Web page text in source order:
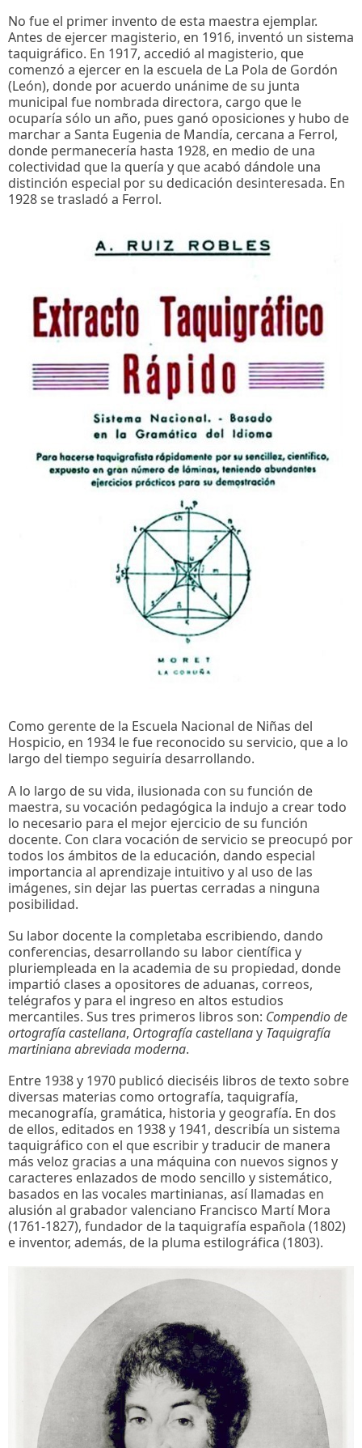
No fue el primer invento de esta maestra ejemplar.
Antes de ejercer magisterio, en 1916, inventó un sistema
taquigráfico. En 1917, accedió al magisterio, que
comenzó a ejercer en la escuela de La Pola de Gordón
(León), donde por acuerdo unánime de su junta
municipal fue nombrada directora, cargo que le
ocuparía sólo un año, pues ganó oposiciones y hubo de
marchar a Santa Eugenia de Mandía, cercana a Ferrol,
donde permanecería hasta 1928, en medio de una
colectividad que la quería y que acabó dándole una
distinción especial por su dedicación desinteresada. En
1928 se trasladó a Ferrol.
Como gerente de la Escuela Nacional de Niñas del
Hospicio, en 1934 le fue reconocido su servicio, que a lo
largo del tiempo seguiría desarrollando.
A lo largo de su vida, ilusionada con su función de
maestra, su vocación pedagógica la indujo a crear todo
lo necesario para el mejor ejercicio de su función
docente. Con clara vocación de servicio se preocupó por
todos los ámbitos de la educación, dando especial
importancia al aprendizaje intuitivo y al uso de las
imágenes, sin dejar las puertas cerradas a ninguna
posibilidad.
Su labor docente la completaba escribiendo, dando
conferencias, desarrollando su labor científica y
pluriempleada en la academia de su propiedad, donde
impartió clases a opositores de aduanas, correos,
telégrafos y para el ingreso en altos estudios
mercantiles. Sus tres primeros libros son: Compendio de
ortografía castellana, Ortografía castellanay Taquigrafía
martiniana abreviada moderna.
Entre 1938 y 1970 publicó dieciséis libros de texto sobre
diversas materias como ortografía, taquigrafía,
mecanografía, gramática, historia y geografía. En dos
de ellos, editados en 1938 y 1941, describía un sistema
taquigráfico con el que escribir y traducir de manera
más veloz gracias a una máquina con nuevos signos y
caracteres enlazados de modo sencillo y sistemático,
basados en las vocales martinianas, así llamadas en
alusión al grabador valenciano Francisco Martí Mora
(1761-1827), fundador de la taquigrafía española (1802)
e inventor, además, de la pluma estilográfica (1803).